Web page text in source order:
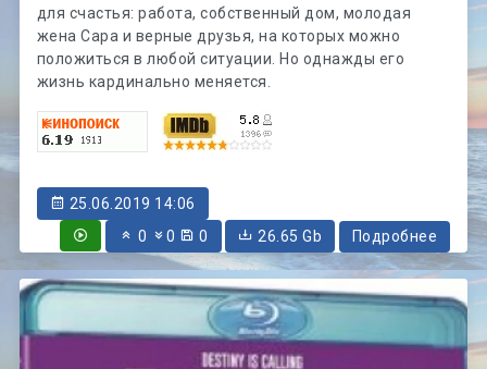
для счастья: работа, собственный дом, молодая
жена Сара и верные друзья, на которых можно
положиться в любой ситуации. Но однажды его
жизнь кардинально меняется.
25.06.2019 14:06
0
0 0 26.65 Gb Подробнее